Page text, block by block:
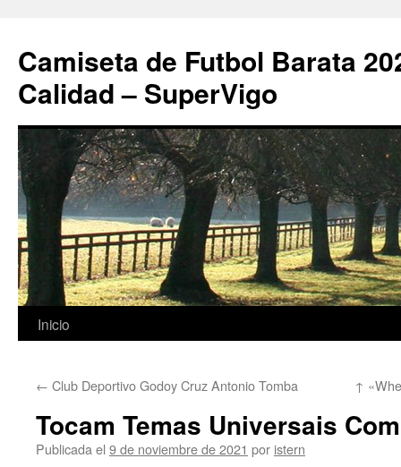
Camiseta de Futbol Barata
Calidad – SuperVigo
Saltar
contenido
Inicio
← Club Deportivo Godoy Cruz Antonio Tomba ↑
Tocam Temas Universais
Publicada el 9 de noviembre de 2021 por istern